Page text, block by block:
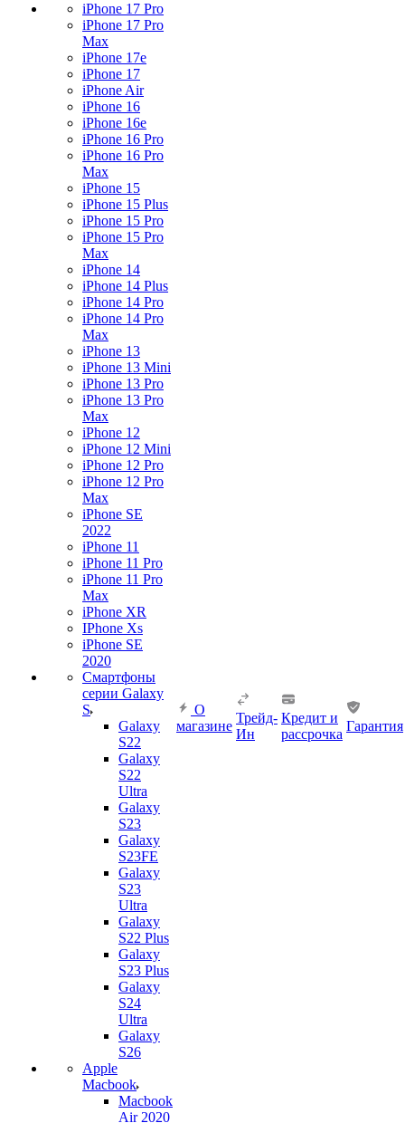
iPhone 17 Pro
iPhone 17 Pro
Max
iPhone 17e
iPhone 17
iPhone Air
iPhone 16
iPhone 16e
iPhone 16 Pro
iPhone 16 Pro
Max
iPhone 15
iPhone 15 Plus
iPhone 15 Pro
iPhone 15 Pro
Max
iPhone 14
iPhone 14 Plus
iPhone 14 Pro
iPhone 14 Pro
Max
iPhone 13
iPhone 13 Mini
iPhone 13 Pro
iPhone 13 Pro
Max
iPhone 12
iPhone 12 Mini
iPhone 12 Pro
iPhone 12 Pro
Max
iPhone SE
2022
iPhone 11
iPhone 11 Pro
iPhone 11 Pro
Max
iPhone XR
IPhone Xs
iPhone SE
2020
Смартфоны
серии Galaxy
S
Galaxy
S22
Galaxy
S22
Ultra
Galaxy
S23
Galaxy
S23FE
Galaxy
S23
Ultra
Galaxy
S22 Plus
Galaxy
S23 Plus
Galaxy
S24
Ultra
Galaxy
S26
Apple
Macbook
Macbook
Air 2020
О
магазине
Трейд-
Ин
Кредит и
рассрочка
Гарантия